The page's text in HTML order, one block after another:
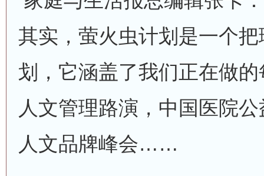
其实，萤火虫计划是一个
划，它涵盖了我们正在做
人文管理路演，中国医院
人文品牌峰会……